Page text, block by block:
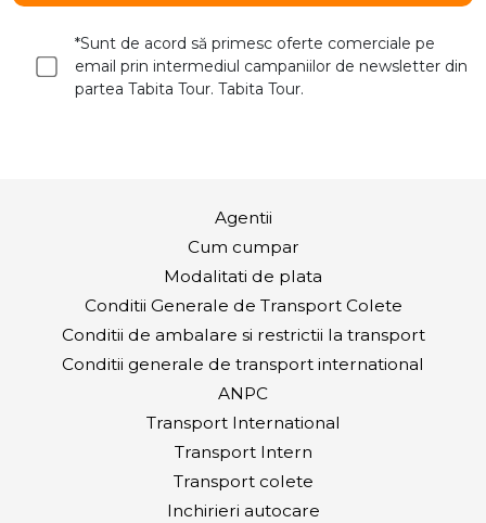
*Sunt de acord să primesc oferte comerciale pe
email prin intermediul campaniilor de newsletter din
partea Tabita Tour. Tabita Tour.
Agentii
Cum cumpar
Modalitati de plata
Conditii Generale de Transport Colete
Conditii de ambalare si restrictii la transport
Conditii generale de transport international
ANPC
Transport International
Transport Intern
Transport colete
Inchirieri autocare